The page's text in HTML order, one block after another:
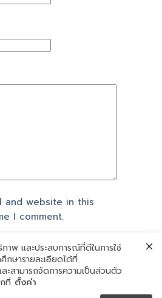
and website in this
I comment.
าพ และประสบการณ์ที่ดีในการใช้
ษารายละเอียดได้ที่
ะสามารถจัดการความเป็นส่วนตัว
ที่ ตั้งค่า